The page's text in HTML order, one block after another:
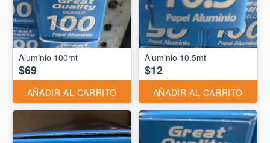
$69
AÑADIR AL CARRITO
Aluminio 10.5mt
$12
AÑADIR AL CARRITO